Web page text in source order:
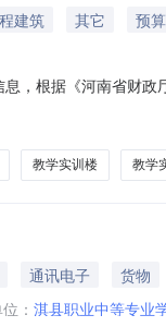
建筑 其它
预
，根据《河南省财
设项目淇县职业中
设
教学实训楼 教学
通讯电子
货物
： 淇县职业中等专业